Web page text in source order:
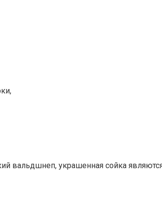
вальдшнеп, украшенная сойка